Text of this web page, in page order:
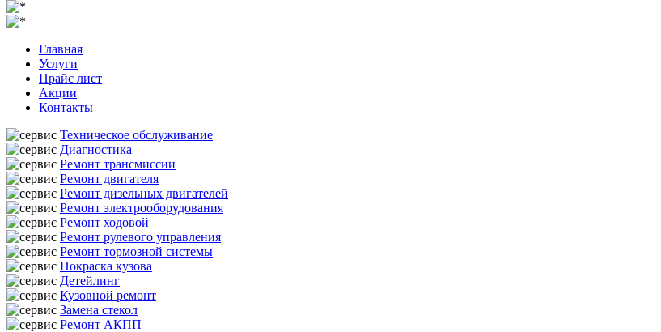
Главная
Услуги
Прайс лист
Акции
Контакты
Техническое обслуживание
Диагностика
Ремонт трансмиссии
Ремонт двигателя
Ремонт дизельных двигателей
Ремонт электрооборудования
Ремонт ходовой
Ремонт рулевого управления
Ремонт тормозной системы
Покраска кузова
Детейлинг
Кузовной ремонт
Замена стекол
Ремонт АКПП